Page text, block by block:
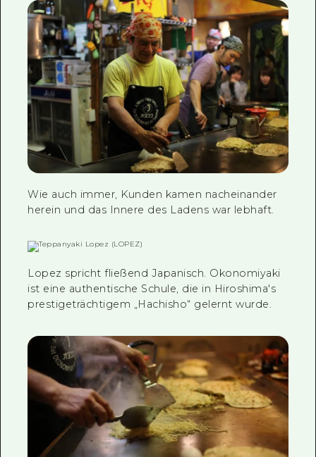
Wie auch immer, Kunden kamen nacheinander
herein und das Innere des Ladens war lebhaft.
Lopez spricht fließend Japanisch. Okonomiyaki
ist eine authentische Schule, die in Hiroshima's
prestigeträchtigem „Hachisho“ gelernt wurde.